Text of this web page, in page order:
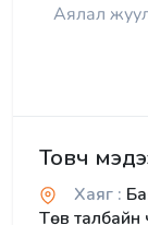
Аялал
Товч
Хаяг :
Төв талбайн